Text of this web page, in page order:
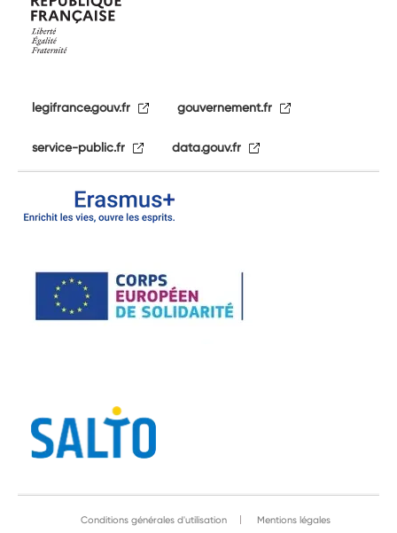
legifrance.gouv.fr gouvernement.fr
service-public.fr data.gouv.fr
Conditions générales d'utilisation
Mentions légales